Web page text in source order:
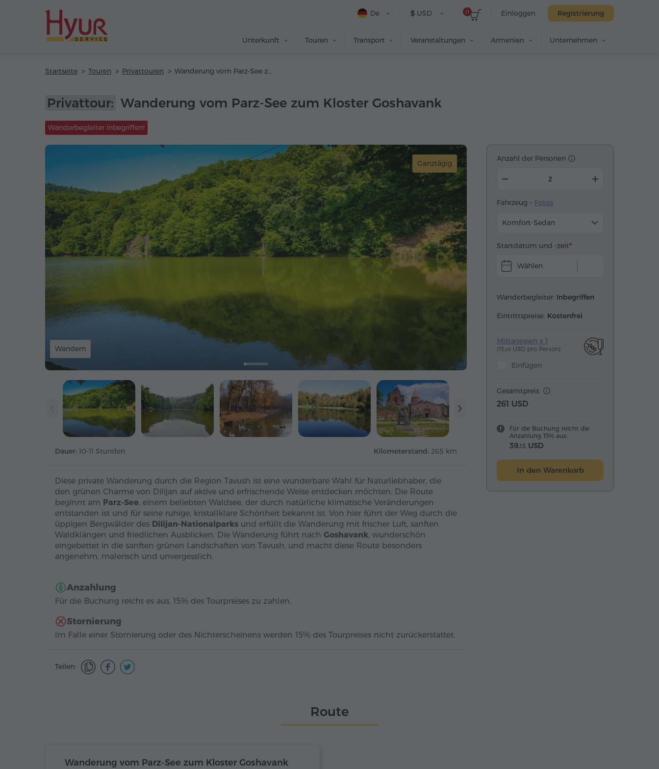
Einloggen Registrierung
0
$ USD
De
Unterkunft Touren Transport Veranstaltungen Armenien Unternehmen
Startseite Touren Privattouren Wanderung vom Parz-See zum Kloster Goshavank
Privattour: Wanderung vom Parz-See zum Kloster Goshavank
Wanderbegleiter inbegriffen!
Ganztägig
Wandern
Dauer: 10-11 Stunden Kilometerstand: 265 km
Diese private Wanderung durch die Region Tavush ist eine wunderbare Wahl für Naturliebhaber, die
den grünen Charme von Dilijan auf aktive und erfrischende Weise entdecken möchten. Die Route
beginnt am Parz-See, einem beliebten Waldsee, der durch natürliche klimatische Veränderungen
entstanden ist und für seine ruhige, kristallklare Schönheit bekannt ist. Von hier führt der Weg durch die
üppigen Bergwälder des Dilijan-Nationalparks und erfüllt die Wanderung mit frischer Luft, sanften
Waldklängen und friedlichen Ausblicken. Die Wanderung führt nach Goshavank, wunderschön
eingebettet in die sanften grünen Landschaften von Tavush, und macht diese Route besonders
angenehm, malerisch und unvergesslich.
Anzahlung
Für die Buchung reicht es aus, 15% des Tourpreises zu zahlen.
Stornierung
Im Falle einer Stornierung oder des Nichterscheinens werden 15% des Tourpreises nicht zurückerstattet.
Teilen:
Anzahl der Personen
Fahrzeug – Fotos
Komfort-Sedan
Startdatum und -zeit
Wählen
Wanderbegleiter: Inbegriffen
Eintrittspreise: Kostenfrei
Mittagessen x 1
(15.26 USD pro Person)
Einfügen
Gesamtpreis
261 USD
Für die Buchung reicht die
Anzahlung 15% aus:
39.13 USD
In den Warenkorb
Route
Wanderung vom Parz-See zum Kloster Goshavank